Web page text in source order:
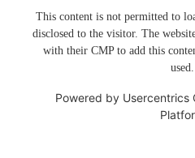
This content is not permitted to
disclosed to the visitor. The
with their CMP to add this
used.
Powered by Usercentrics